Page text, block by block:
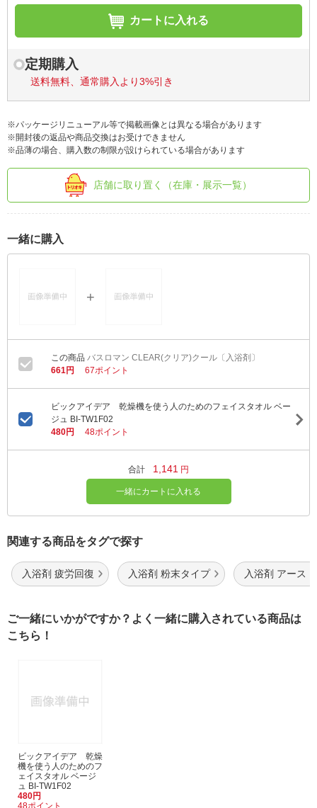
カートに入れる
定期購入
送料無料、通常購入より3%引き
※パッケージリニューアル等で掲載画像とは異なる場合があります
※開封後の返品や商品交換はお受けできません
※品薄の場合、購入数の制限が設けられている場合があります
店舗に取り置く（在庫・展示一覧）
一緒に購入
バスロマン CLEAR(クリア)クール〔入浴剤〕
661円
67ポイント
ビックアイデア 乾燥機を使う人のためのフェイスタオル ベー
ジュ BI-TW1F02
480円
48ポイント
合計 1,141 円
一緒にカートに入れる
関連する商品をタグで探す
入浴剤 疲労回復 入浴剤 粉末タイプ 入浴剤 アース
ご一緒にいかがですか？よく一緒に購入されている商品は
こちら！
ビックアイデア 乾燥
機を使う人のためのフ
ェイスタオル ベージ
ュ BI-TW1F02
480円